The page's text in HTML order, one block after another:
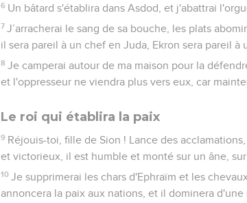
6 Un bâtard s'établira dans Asdod, et j'abattrai
7 J’arracherai le sang de sa bouche, les plats
il sera pareil à un chef en Juda, Ekron sera pareil à
8 Je camperai autour de ma maison pour la
et l'oppresseur ne viendra plus vers eux, car
Le roi qui établira la paix
9 Réjouis-toi, fille de Sion ! Lance des
et victorieux, il est humble et monté sur un âne,
10 Je supprimerai les chars d'Ephraïm et les
annoncera la paix aux nations, et il dominera